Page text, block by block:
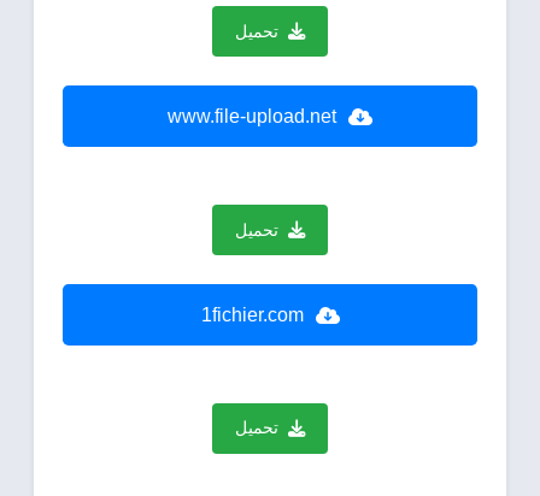
تحميل
www.file-upload.net
تحميل
1fichier.com
تحميل